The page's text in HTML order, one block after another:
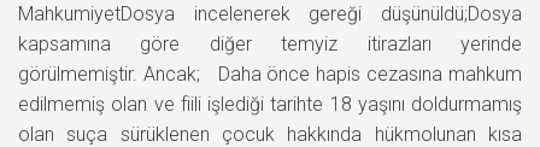
MahkumiyetDosya incelenerek gereği düşünüldü;Dosya
kapsamına göre diğer temyiz itirazları yerinde
görülmemiştir. Ancak; Daha önce hapis cezasına mahkum
edilmemiş olan ve fiili işlediği tarihte 18 yaşını doldurmamış
olan suça sürüklenen çocuk hakkında hükmolunan kısa